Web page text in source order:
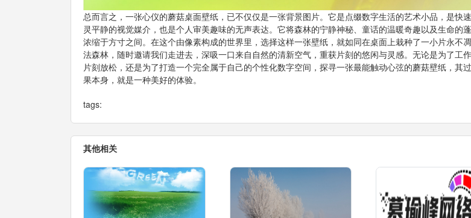
总而言之，一张心仪的蘑菇桌面壁纸，已不仅仅是一张背景图片。它是点缀数字生活的艺术小品，是快
灵平静的视觉媒介，也是个人审美趣味的无声表达。它将森林的宁静神秘、童话的温暖奇趣以及生命的
浓缩于方寸之间。在这个由像素构成的世界里，选择这样一张壁纸，就如同在桌面上栽种了一小片永不
法森林，随时邀请我们走进去，深吸一口来自自然的清新空气，重获片刻的悠闲与灵感。无论是为了工
片刻放松，还是为了打造一个完全属于自己的个性化数字空间，探寻一张最能触动心弦的蘑菇壁纸，其
果本身，就是一种美好的体验。
tags:
其他相关